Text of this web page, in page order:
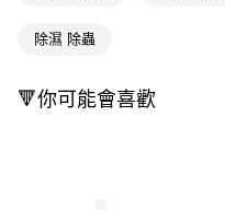
【「AFTEE先享後付」結帳流程】
結帳頁面，進行簡訊認證並確認金
２．訂單成立數日內，您將收到繳
每筆NT$65，滿NT$390(含以
付款後全家取貨
除濕 除蟲
🔻你可能會喜歡